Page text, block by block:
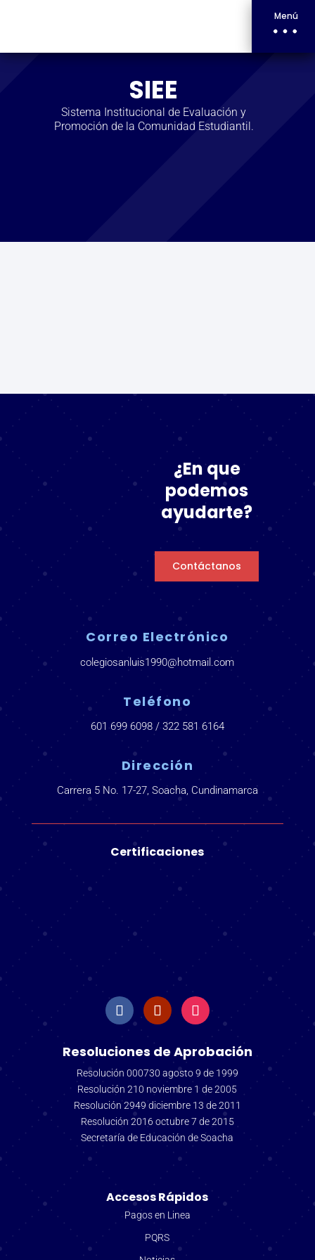
Menú
SIEE
Sistema Institucional de Evaluación y
Promoción de la Comunidad Estudiantil.
¿En que
podemos
ayudarte?
Contáctanos
Correo Electrónico
colegiosanluis1990@hotmail.com
Teléfono
601 699 6098 / 322 581 6164
Dirección
Carrera 5 No. 17-27, Soacha, Cundinamarca
Certificaciones
Resoluciones de Aprobación
Resolución 000730 agosto 9 de 1999
Resolución 210 noviembre 1 de 2005
Resolución 2949 diciembre 13 de 2011
Resolución 2016 octubre 7 de 2015
Secretaría de Educación de Soacha
Accesos Rápidos
Pagos en Linea
PQRS